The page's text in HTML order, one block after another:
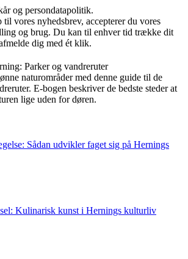
og persondatapolitik.
vores nyhedsbrev, accepterer du vores
og brug. Du kan til enhver tid trække dit
dig med ét klik.
Parker og vandreruter
naturområder med denne guide til de
E-bogen beskriver de bedste steder at
lige uden for døren.
Sådan udvikler faget sig på Hernings
Kulinarisk kunst i Hernings kulturliv